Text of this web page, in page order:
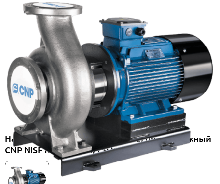
Насос консольно-моноблочный центробежный
CNP NISF125-100-250/75SWF